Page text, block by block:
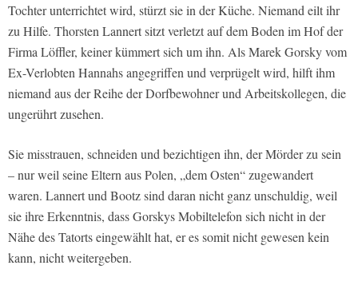
Tochter unterrichtet wird, stürzt sie in der Küche. Niemand eilt ihr
zu Hilfe. Thorsten Lannert sitzt verletzt auf dem Boden im Hof der
Firma Löffler, keiner kümmert sich um ihn. Als Marek Gorsky vom
Ex-Verlobten Hannahs angegriffen und verprügelt wird, hilft ihm
niemand aus der Reihe der Dorfbewohner und Arbeitskollegen, die
ungerührt zusehen.
Sie misstrauen, schneiden und bezichtigen ihn, der Mörder zu sein
– nur weil seine Eltern aus Polen, „dem Osten“ zugewandert
waren. Lannert und Bootz sind daran nicht ganz unschuldig, weil
sie ihre Erkenntnis, dass Gorskys Mobiltelefon sich nicht in der
Nähe des Tatorts eingewählt hat, er es somit nicht gewesen kein
kann, nicht weitergeben.